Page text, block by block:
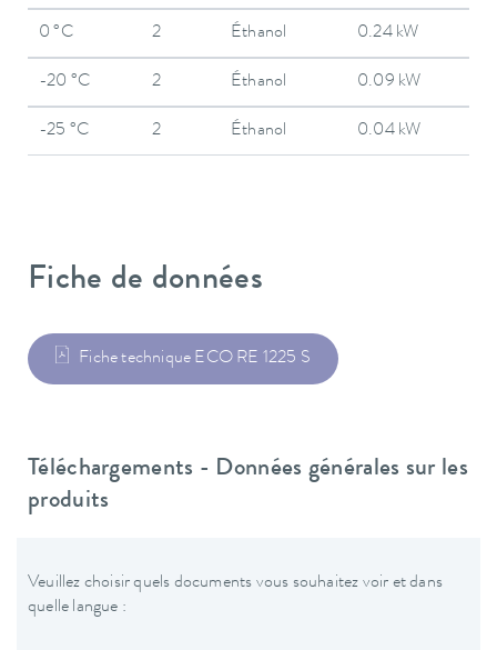
0 °C 2 Éthanol 0.24 kW
-20 °C 2 Éthanol 0.09 kW
-25 °C 2 Éthanol 0.04 kW
Fiche de données
Fiche technique ECO RE 1225 S
Téléchargements - Données générales sur les
produits
Veuillez choisir quels documents vous souhaitez voir et dans
quelle langue :